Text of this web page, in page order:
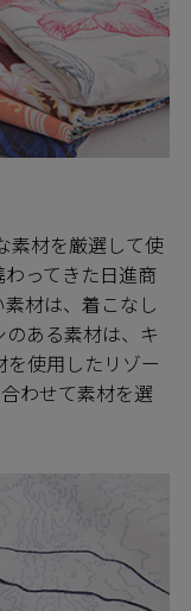
素材を厳選して使
ってきた日進商
材は、着こなし
ある素材は、キ
を使用したリゾー
わせて素材を選